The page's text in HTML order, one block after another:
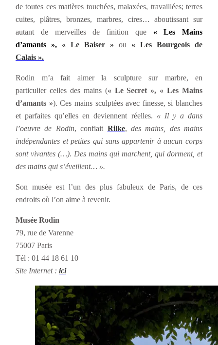
de toutes ces matières touchées, malaxées, travaillées; terres
cuites, plâtres, bronzes, marbres, cires… aboutissant sur
autant de merveilles de finition que « Les Mains
d’amants », « Le Baiser » ou « Les Bourgeois de
Calais ».
Rodin m’a fait aimer la sculpture sur marbre, en
particulier celles des mains (« Le Secret », « Les Mains
d’amants »). Ces mains sculptées avec finesse, si blanches
et parfaites qu’elles en deviennent réelles. « Il y a dans
l’oeuvre de Rodin, confiait Rilke, des mains, des mains
indépendantes et petites qui sans appartenir à aucun corps
sont vivantes (…). Des mains qui marchent, qui dorment, et
des mains qui s’éveillent… ».
Son musée est l’un des plus fabuleux de Paris, de ces
endroits où l’on aime à revenir.
Musée Rodin
79, rue de Varenne
75007 Paris
Tél : 01 44 18 61 10
Site Internet : ici